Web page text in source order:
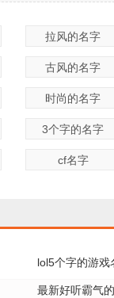
拉风的名字
古风的名字
时尚的名字
3个字的名字
cf名字
lol5个字的游
全
最新好听霸气